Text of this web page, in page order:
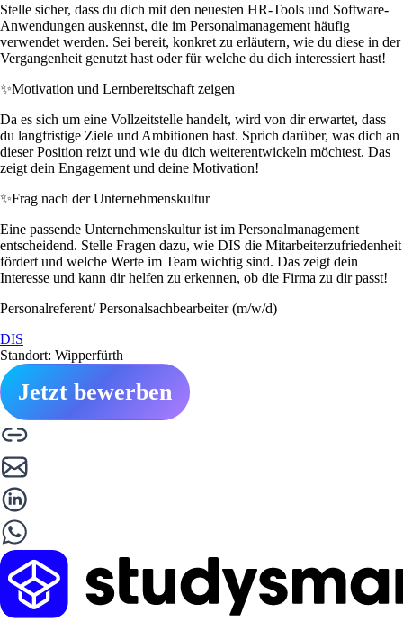
Stelle sicher, dass du dich mit den neuesten HR-Tools und Software-
Anwendungen auskennst, die im Personalmanagement häufig
verwendet werden. Sei bereit, konkret zu erläutern, wie du diese in der
Vergangenheit genutzt hast oder für welche du dich interessiert hast!
✨Motivation und Lernbereitschaft zeigen
Da es sich um eine Vollzeitstelle handelt, wird von dir erwartet, dass
du langfristige Ziele und Ambitionen hast. Sprich darüber, was dich an
dieser Position reizt und wie du dich weiterentwickeln möchtest. Das
zeigt dein Engagement und deine Motivation!
✨Frag nach der Unternehmenskultur
Eine passende Unternehmenskultur ist im Personalmanagement
entscheidend. Stelle Fragen dazu, wie DIS die Mitarbeiterzufriedenheit
fördert und welche Werte im Team wichtig sind. Das zeigt dein
Interesse und kann dir helfen zu erkennen, ob die Firma zu dir passt!
Personalreferent/ Personalsachbearbeiter (m/w/d)
DIS
Standort: Wipperfürth
Jetzt bewerben